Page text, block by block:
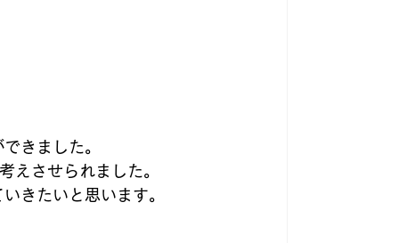
きました。
えさせられました。
きたいと思います。